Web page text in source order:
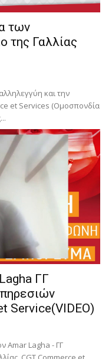
των
της Γαλλίας
και την
et Services (Ομοσπονδία
ΓΓ
Service(VIDEO)
Amar Lagha - ΓΓ